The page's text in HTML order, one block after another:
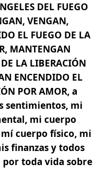
DEL FUEGO
VENGAN,
EL FUEGO DE LA
MANTENGAN
LA LIBERACIÓN
ENCENDIDO EL
POR AMOR, a
sentimientos, mi
mi cuerpo
cuerpo físico, mi
finanzas y todos
por toda vida sobre